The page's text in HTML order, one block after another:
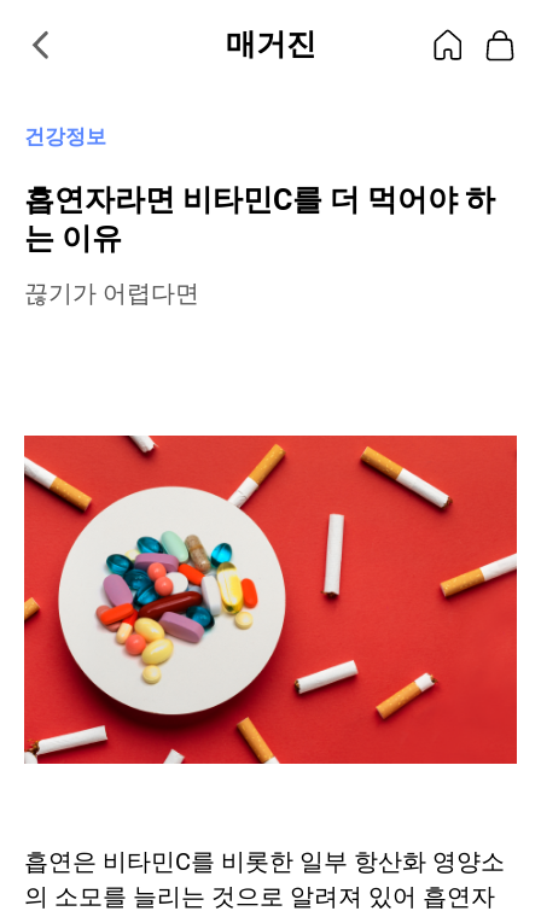
매거진
건강정보
흡연자라면 비타민C를 더 먹어야 하
는 이유
끊기가 어렵다면
흡연은 비타민C를 비롯한 일부 항산화 영양소
의 소모를 늘리는 것으로 알려져 있어 흡연자